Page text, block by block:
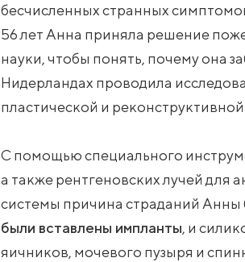
бесчисленных странных
56 лет Анна приняла решение
науки, чтобы понять, почему она
Нидерландах проводила
пластической и
С помощью специального
а также рентгеновских лучей для
системы причина страданий
были вставлены импланты, и
яичников, мочевого пузыря и